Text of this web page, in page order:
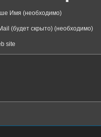
Имя (необходимо)
(будет скрыто) (необходимо)
site